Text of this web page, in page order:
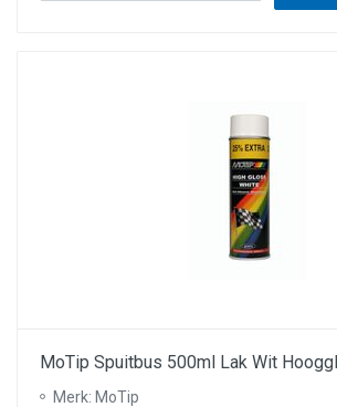
MoTip Spuitbus 500ml Lak Wit
Merk: MoTip